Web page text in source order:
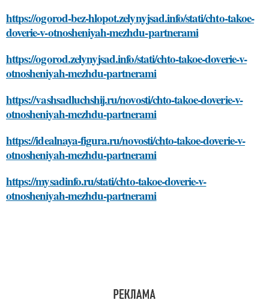
https://ogorod-bez-hlopot.zelynyjsad.info/stati/chto-takoe-
doverie-v-otnosheniyah-mezhdu-partnerami
https://ogorod.zelynyjsad.info/stati/chto-takoe-doverie-v-
otnosheniyah-mezhdu-partnerami
https://vashsadluchshij.ru/novosti/chto-takoe-doverie-v-
otnosheniyah-mezhdu-partnerami
https://idealnaya-figura.ru/novosti/chto-takoe-doverie-v-
otnosheniyah-mezhdu-partnerami
https://mysadinfo.ru/stati/chto-takoe-doverie-v-
otnosheniyah-mezhdu-partnerami